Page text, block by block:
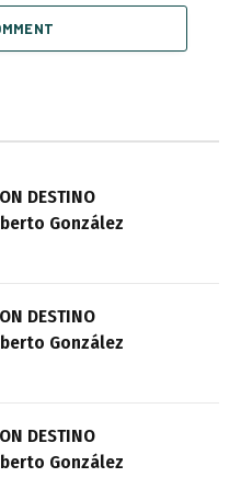
DESTINO
González
DESTINO
González
DESTINO
González